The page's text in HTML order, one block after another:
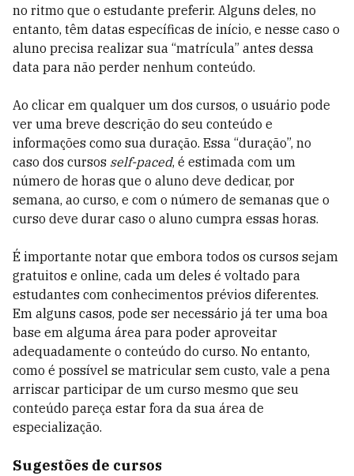
no ritmo que o estudante preferir. Alguns deles, no
entanto, têm datas específicas de início, e nesse caso o
aluno precisa realizar sua “matrícula” antes dessa
data para não perder nenhum conteúdo.
Ao clicar em qualquer um dos cursos, o usuário pode
ver uma breve descrição do seu conteúdo e
informações como sua duração. Essa “duração”, no
caso dos cursos self-paced, é estimada com um
número de horas que o aluno deve dedicar, por
semana, ao curso, e com o número de semanas que o
curso deve durar caso o aluno cumpra essas horas.
É importante notar que embora todos os cursos sejam
gratuitos e online, cada um deles é voltado para
estudantes com conhecimentos prévios diferentes.
Em alguns casos, pode ser necessário já ter uma boa
base em alguma área para poder aproveitar
adequadamente o conteúdo do curso. No entanto,
como é possível se matricular sem custo, vale a pena
arriscar participar de um curso mesmo que seu
conteúdo pareça estar fora da sua área de
especialização.
Sugestões de cursos